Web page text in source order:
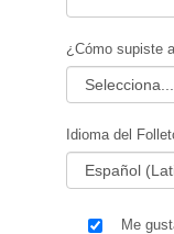
¿Cómo supiste
Idioma del
Me